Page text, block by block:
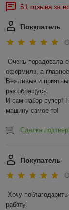
51 отзыва за
Покупатель
Очень порадовала
оформили, а
Вежливые и
раз обращусь.
И сам набор супер!
машину самое то!
Сделка
Покупатель
Хочу
работу.